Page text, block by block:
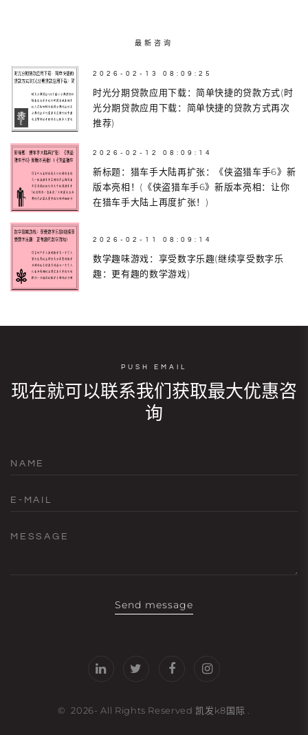
最新咨询
2026-02-13 08:09:25
时光分期贷款应用下载：简单快捷的贷款方式(时
光分期贷款应用下载：简单快捷的贷款方式再次
推荐)
2026-02-12 08:09:14
新标题：猎车手大陆再扩张：《侠盗猎车手6》新
版本亮相！(《侠盗猎车手6》新版本亮相：让你
在猎车手大陆上再度扩张！)
2026-02-11 08:09:14
数学趣味游戏：享受数字乐趣(继续享受数字乐
趣：更有趣的数学游戏)
PUSH EMAIL
现在就可以联系我们获取最大优惠咨
询
NAME
E-MAIL
MESSAGE
Send message
© 2026- All Rights Reserved 凯发k8国际